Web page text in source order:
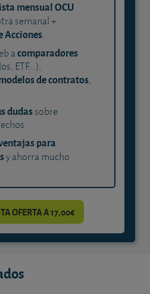
mensual OCU
semanal +
Acciones.
acomparadores
ETF...),
de contratos,
dudassobre
para
y ahorra mucho
OFERTA A 17,00€